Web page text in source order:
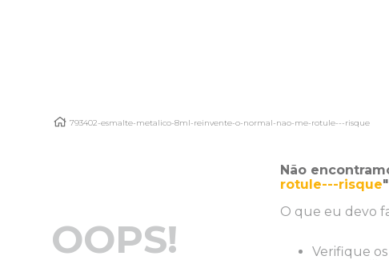
793402-esmalte-metalico-8ml-reinvente-o-normal-nao-me-rotule---risque
OOPS!
Não
rotule---risque"
O que eu devo
Verifique